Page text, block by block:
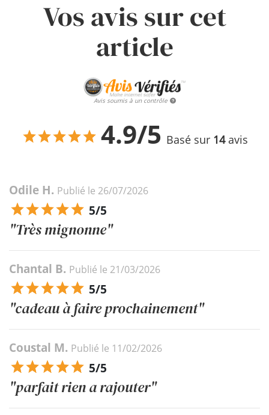
Vos avis sur cet
article
Avis soumis à un contrôle
4.9/5 Basé sur 14avis
Odile H. Publié le 26/07/2026
5/5
"Très mignonne"
Chantal B. Publié le 21/03/2026
5/5
"cadeau à faire prochainement"
Coustal M. Publié le 11/02/2026
5/5
"parfait rien a rajouter"